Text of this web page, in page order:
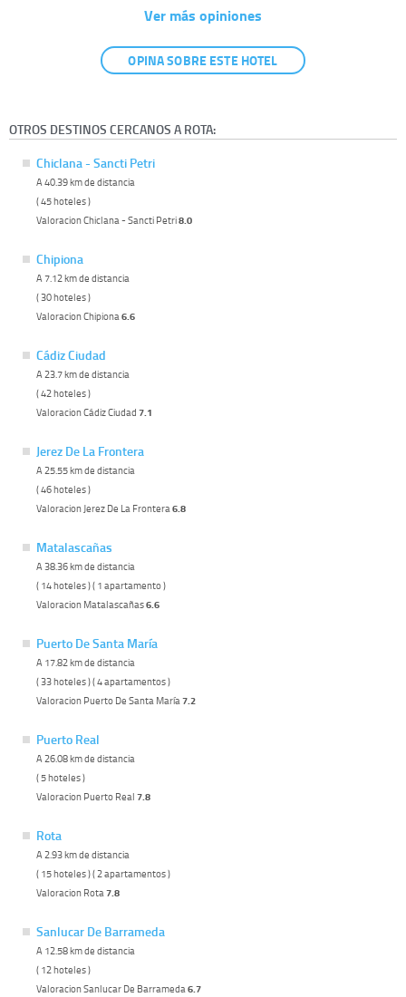
Ver más opiniones
OPINA SOBRE ESTE HOTEL
OTROS DESTINOS CERCANOS A ROTA:
Chiclana - Sancti Petri
A 40.39 km de distancia
( 45 hoteles )
Valoracion Chiclana - Sancti Petri8.0
Chipiona
A 7.12 km de distancia
( 30 hoteles )
Valoracion Chipiona 6.6
Cádiz Ciudad
A 23.7 km de distancia
( 42 hoteles )
Valoracion Cádiz Ciudad 7.1
Jerez De La Frontera
A 25.55 km de distancia
( 46 hoteles )
Valoracion Jerez De La Frontera 6.8
Matalascañas
A 38.36 km de distancia
( 14 hoteles ) ( 1 apartamento )
Valoracion Matalascañas6.6
Puerto De Santa María
A 17.82 km de distancia
( 33 hoteles ) ( 4 apartamentos )
Valoracion Puerto De Santa María 7.2
Puerto Real
A 26.08 km de distancia
( 5 hoteles )
Valoracion Puerto Real 7.8
Rota
A 2.93 km de distancia
( 15 hoteles ) ( 2 apartamentos )
Valoracion Rota 7.8
Sanlucar De Barrameda
A 12.58 km de distancia
( 12 hoteles )
Valoracion Sanlucar De Barrameda 6.7